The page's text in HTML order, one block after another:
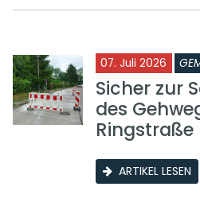
07. Juli 2026
Sicher zur
des
Ringstraße
ARTIKEL LESEN